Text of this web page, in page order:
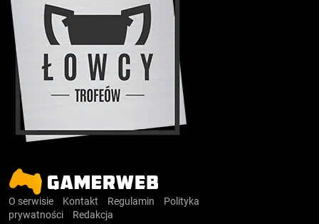
O serwisie Kontakt Regulamin
Polityka
prywatności
Redakcja